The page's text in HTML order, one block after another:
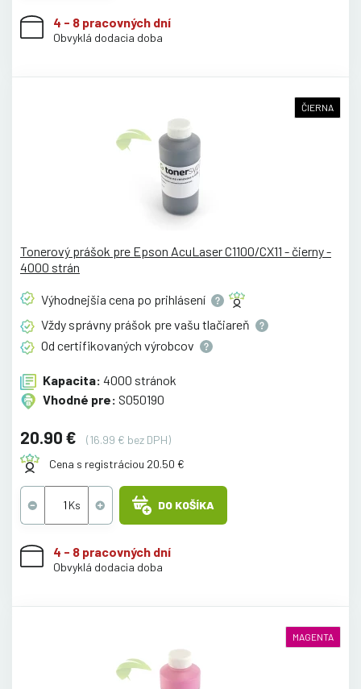
4 - 8 pracovných dní
Obvyklá dodacia doba
ČIERNA
Tonerový prášok pre Epson AcuLaser C1100/CX11 - čierny -
4000 strán
Výhodnejšia cena po prihlásení
Vždy správny prášok pre vašu tlačiareň
Od certifikovaných výrobcov
Kapacita: 4000 stránok
Vhodné pre: S050190
20.90 €
(16.99 € bez DPH)
Cena s registráciou 20.50 €
DO KOŠÍKA
4 - 8 pracovných dní
Obvyklá dodacia doba
MAGENTA